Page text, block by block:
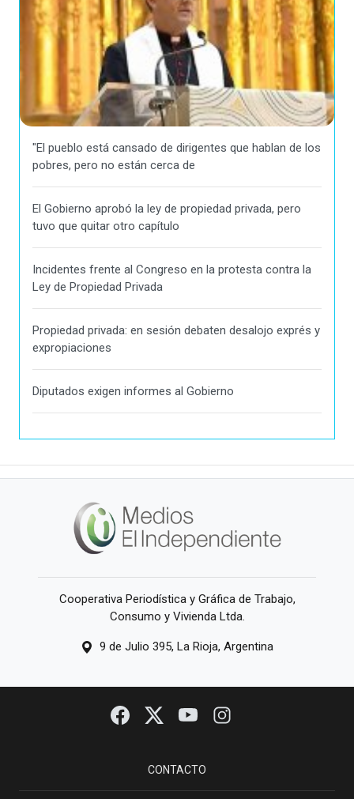
"El pueblo está cansado de dirigentes que hablan de los
pobres, pero no están cerca de
El Gobierno aprobó la ley de propiedad privada, pero
tuvo que quitar otro capítulo
Incidentes frente al Congreso en la protesta contra la
Ley de Propiedad Privada
Propiedad privada: en sesión debaten desalojo exprés y
expropiaciones
Diputados exigen informes al Gobierno
Cooperativa Periodística y Gráfica de Trabajo,
Consumo y Vivienda Ltda.
9 de Julio 395, La Rioja, Argentina
CONTACTO